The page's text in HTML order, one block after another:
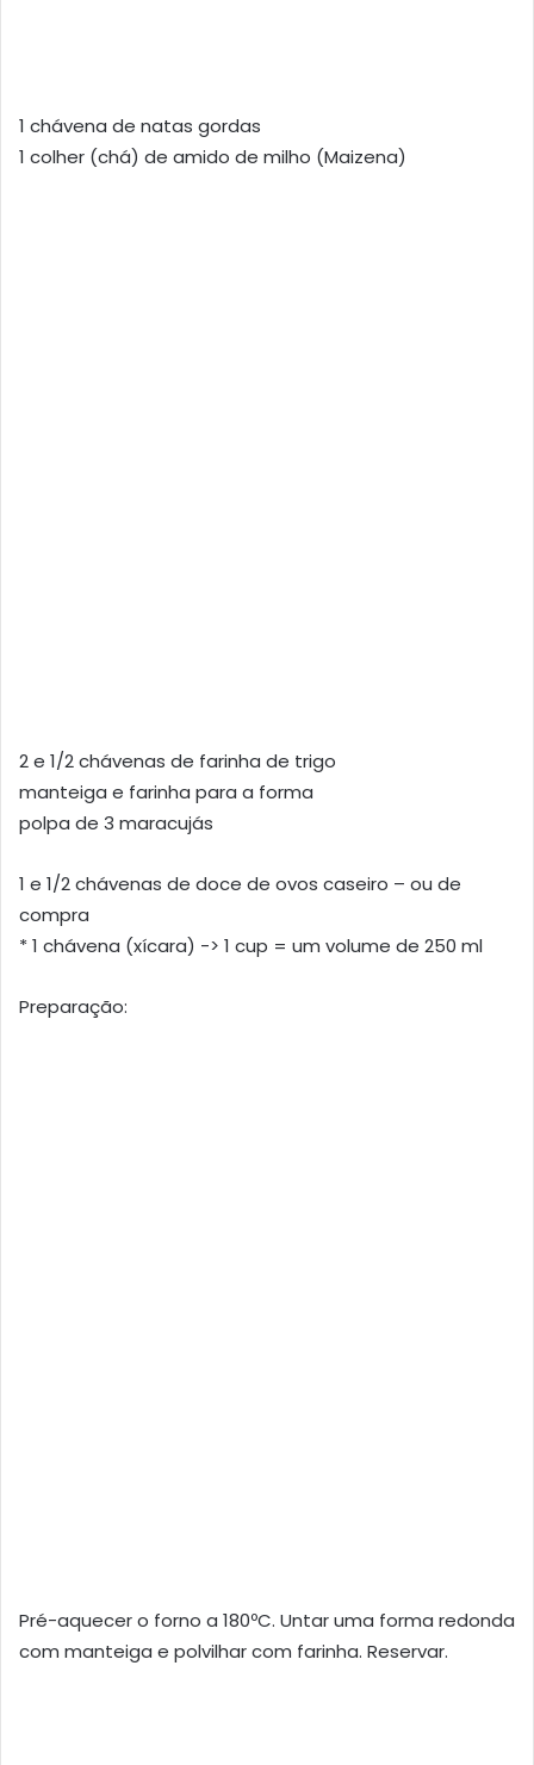
1 chávena de natas gordas
1 colher (chá) de amido de milho (Maizena)
2 e 1/2 chávenas de farinha de trigo
manteiga e farinha para a forma
polpa de 3 maracujás
1 e 1/2 chávenas de doce de ovos caseiro – ou de
compra
* 1 chávena (xícara) -> 1 cup = um volume de 250 ml
Preparação:
Pré-aquecer o forno a 180ºC. Untar uma forma redonda
com manteiga e polvilhar com farinha. Reservar.